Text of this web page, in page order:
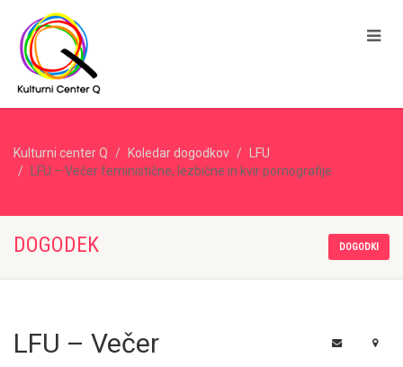
Kulturni center Q Koledar dogodkov
LFU
LFU – Večer feministične, lezbične in kvir pornografije
DOGODEK DOGODKI
LFU – Večer